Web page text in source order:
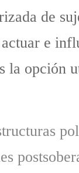
de
e
la